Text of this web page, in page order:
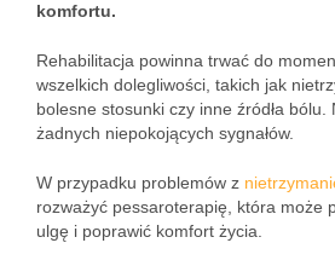
komfortu.
Rehabilitacja powinna trwać do
wszelkich dolegliwości, takich jak
bolesne stosunki czy inne źródła
żadnych niepokojących sygnałów.
W przypadku problemów z
rozważyć pessaroterapię, która może
ulgę i poprawić komfort życia.